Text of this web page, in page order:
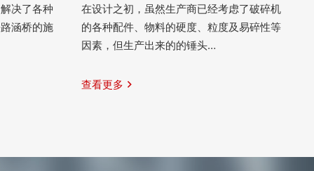
决了各种
涵桥的施
在设计之初，虽然生产商已经考虑了破碎机
的各种配件、物料的硬度、粒度及易碎性等
因素，但生产出来的的锤头…
查看更多